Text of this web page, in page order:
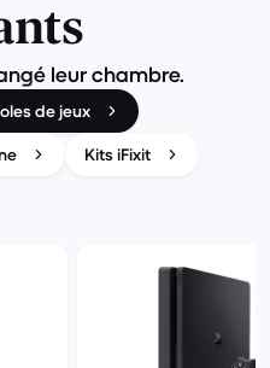
leur chambre.
de jeux
Kits iFixit